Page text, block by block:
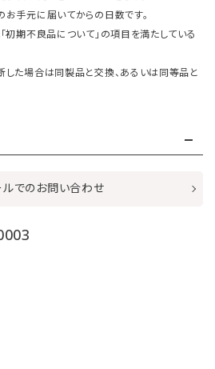
手元に届いてからの日数です。
初期不良品について」の項目を満たしている
た場合は同製品と交換、あるいは同等品と
ルでのお問い合わせ